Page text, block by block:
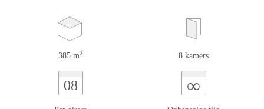
385 m2 8 kamers
08 ∞